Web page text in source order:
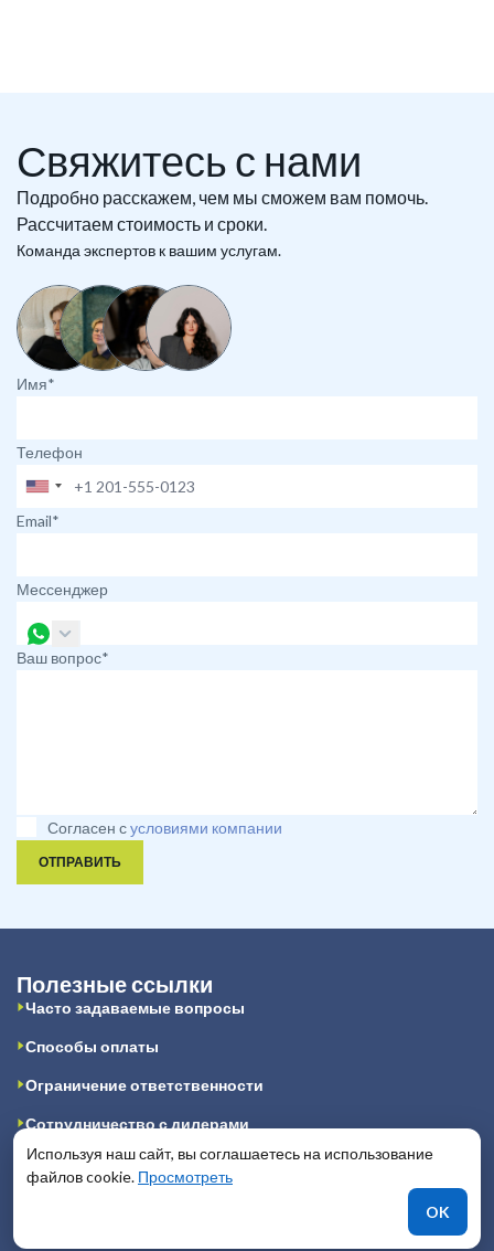
Свяжитесь с нами
Подробно расскажем, чем мы сможем вам помочь.
Рассчитаем стоимость и сроки.
Команда экспертов к вашим услугам.
Имя*
Телефон
Email*
Мессенджер
Ваш вопрос*
Согласен сусловиями компании
ОТПРАВИТЬ
Полезные ссылки
Часто задаваемые вопросы
Способы оплаты
Ограничение ответственности
Сотрудничество с дилерами
Авторские права
Используя наш сайт, вы соглашаетесь на использование
файлов cookie. Просмотреть
OK